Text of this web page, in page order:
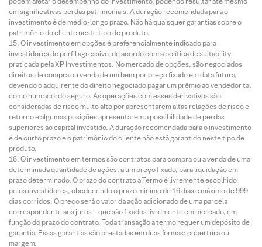
em significativas perdas patrimoniais. A duração recomendada para o
investimento é de médio-longo prazo. Não há quaisquer garantias sobre o
patrimônio do cliente neste tipo de produto.
O investimento em opções é preferencialmente indicado para
investidores de perfil agressivo, de acordo com a política de suitability
praticada pela XP Investimentos. No mercado de opções, são negociados
direitos de compra ou venda de um bem por preço fixado em data futura,
devendo o adquirente do direito negociado pagar um prêmio ao vendedor tal
como num acordo seguro. As operações com esses derivativos são
consideradas de risco muito alto por apresentarem altas relações de risco e
retorno e algumas posições apresentarem a possibilidade de perdas
superiores ao capital investido. A duração recomendada para o investimento
é de curto prazo e o patrimônio do cliente não está garantido neste tipo de
produto.
O investimento em termos são contratos para compra ou a venda de uma
determinada quantidade de ações, a um preço fixado, para liquidação em
prazo determinado. O prazo do contrato a Termo é livremente escolhido
pelos investidores, obedecendo o prazo mínimo de 16 dias e máximo de 999
dias corridos. O preço será o valor da ação adicionado de uma parcela
correspondente aos juros – que são fixados livremente em mercado, em
função do prazo do contrato. Toda transação a termo requer um depósito de
garantia. Essas garantias são prestadas em duas formas: cobertura ou
margem.